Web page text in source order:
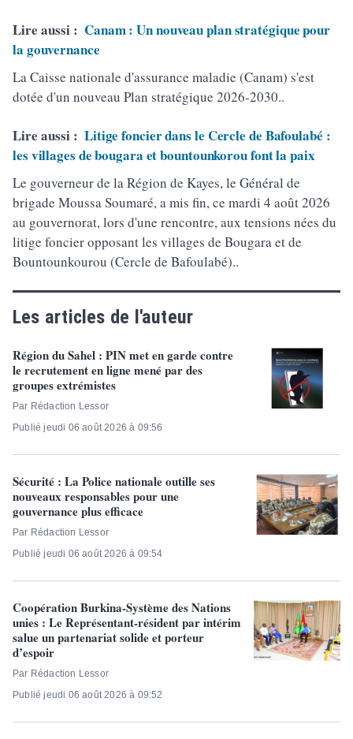
Lire aussi : Canam : Un nouveau plan stratégique pour
la gouvernance
La Caisse nationale d'assurance maladie (Canam) s'est
dotée d'un nouveau Plan stratégique 2026-2030..
Lire aussi : Litige foncier dans le Cercle de Bafoulabé :
les villages de bougara et bountounkorou font la paix
Le gouverneur de la Région de Kayes, le Général de
brigade Moussa Soumaré, a mis fin, ce mardi 4 août 2026
au gouvernorat, lors d'une rencontre, aux tensions nées du
litige foncier opposant les villages de Bougara et de
Bountounkourou (Cercle de Bafoulabé)..
Les articles de l'auteur
Région du Sahel : PIN met en garde contre
le recrutement en ligne mené par des
groupes extrémistes
Par Rédaction Lessor
Publié jeudi 06 août 2026 à 09:56
Sécurité : La Police nationale outille ses
nouveaux responsables pour une
gouvernance plus efficace
Par Rédaction Lessor
Publié jeudi 06 août 2026 à 09:54
Coopération Burkina-Système des Nations
unies : Le Représentant-résident par intérim
salue un partenariat solide et porteur
d’espoir
Par Rédaction Lessor
Publié jeudi 06 août 2026 à 09:52